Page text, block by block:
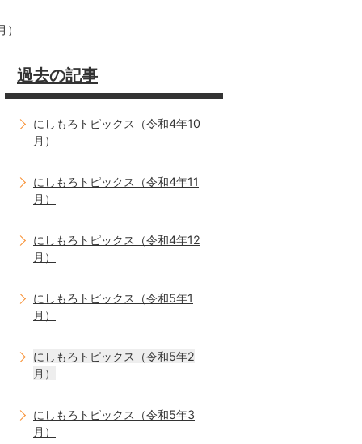
過去の記事
にしもろトピックス（令和4年10
月）
にしもろトピックス（令和4年11
月）
にしもろトピックス（令和4年12
月）
にしもろトピックス（令和5年1
月）
にしもろトピックス（令和5年2
月）
にしもろトピックス（令和5年3
月）